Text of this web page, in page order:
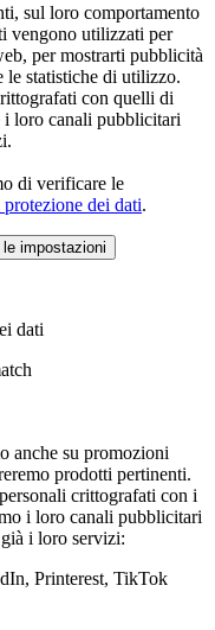
sul loro comportamento
vengono utilizzati per
per mostrarti pubblicità
le statistiche di utilizzo.
con quelli di
i loro canali pubblicitari
di verificare le
dei dati.
impostazioni
dati
anche su promozioni
prodotti pertinenti.
crittografati con i
i loro canali pubblicitari
i loro servizi:
Printerest, TikTok